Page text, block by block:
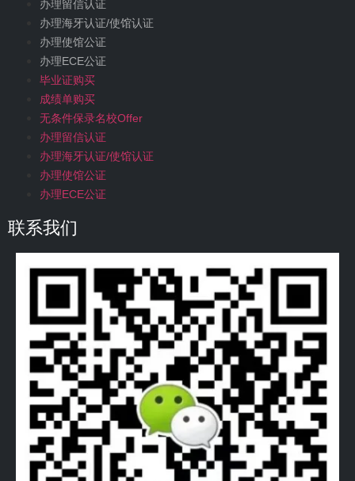
办理留信认证
办理海牙认证/使馆认证
办理使馆公证
办理ECE公证
毕业证购买
成绩单购买
无条件保录名校Offer
办理留信认证
办理海牙认证/使馆认证
办理使馆公证
办理ECE公证
联系我们